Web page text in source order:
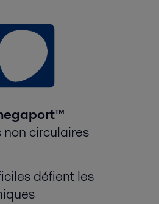
non circulaires
défient les